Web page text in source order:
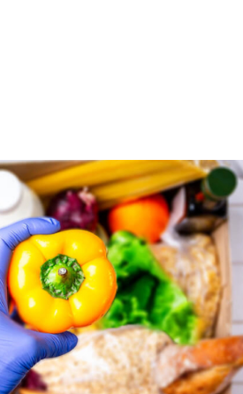
αλήθεια πίσω από τη μη
μέσω του φαγητού. Από
– Διατροφολόγο Δρ.
Παπαλαζάρου
καθησυχαστική διάσταση που
τα ελληνικά ΜΜΕ η πρόσφατη
(Παγκόσμιου Οργανισμού
αναφορικά με τη μη
μέσω του φαγητού, όσο και